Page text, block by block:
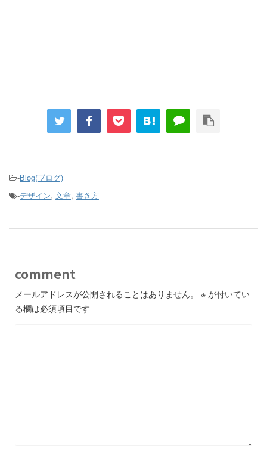
-Blog(ブログ)
-デザイン, 文章, 書き方
comment
メールアドレスが公開されることはありません。 ※ が付いてい
る欄は必須項目です